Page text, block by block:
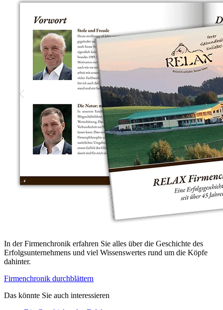
In der Firmenchronik erfahren Sie alles über die Geschichte des
Erfolgsunternehmens und viel Wissenswertes rund um die Köpfe
dahinter.
Firmenchronik durchblättern
Das könnte Sie auch interessieren